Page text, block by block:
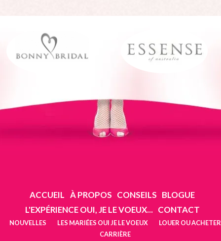
ACCUEIL À PROPOS CONSEILS BLOGUE
L'EXPÉRIENCE OUI, JE LE VOEUX... CONTACT
NOUVELLES LES MARIÉES OUI JE LE VOEUX
LOUER OU ACHETER
CARRIÈRE